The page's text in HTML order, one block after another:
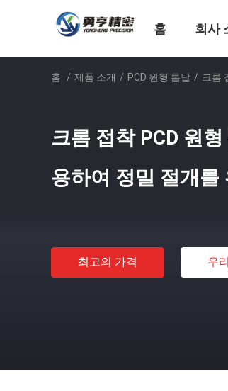
홈 회사
홈 / 제품 소개 / PCD 원형 톱날 / 크롬
크롬 접착 PCD 원
용하여 정밀 절개
최고의 가격 우